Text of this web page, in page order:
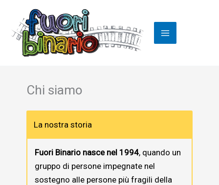
contenuto
Chi siamo
La nostra storia
Fuori Binario nasce nel 1994, quando un
gruppo di persone impegnate nel
sostegno alle persone più fragili della